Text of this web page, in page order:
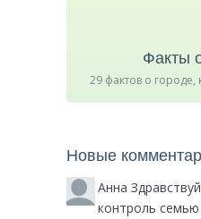
Факты
29 фактов о
Новые
Анна
контроль